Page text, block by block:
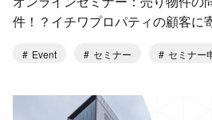
件！？イチワプロパティの顧客に
Event セミナー セミナー